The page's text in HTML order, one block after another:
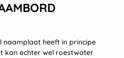
naamplaat heeft in principe
kan echter wel roestwater